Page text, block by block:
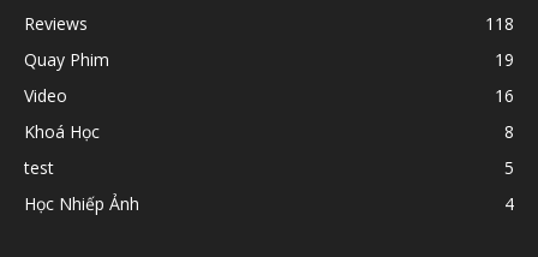
Reviews
118
Quay Phim
19
Video
16
Khoá Học
8
test
5
Học Nhiếp Ảnh
4